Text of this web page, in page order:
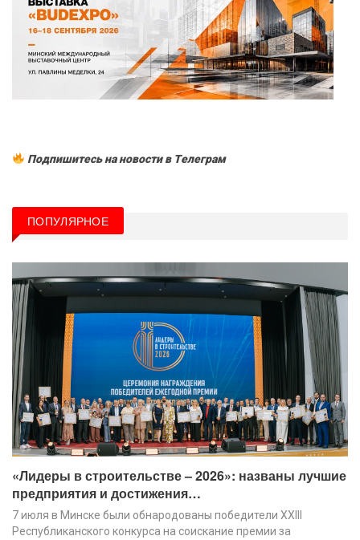
Подпишитесь на новости в Tелеграм
ПОПУЛЯРНОЕ
«Лидеры в строительстве – 2026»: названы лучшие
предприятия и достижения…
7 июля в Минске были обнародованы победители XХIII
Республиканского конкурса на соискание премии за